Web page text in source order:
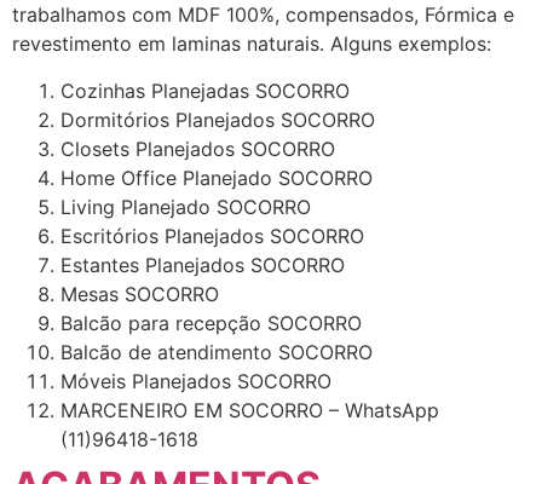
trabalhamos com MDF 100%, compensados, Fórmica e
revestimento em laminas naturais. Alguns exemplos:
Cozinhas Planejadas SOCORRO
Dormitórios Planejados SOCORRO
Closets Planejados SOCORRO
Home Office Planejado SOCORRO
Living Planejado SOCORRO
Escritórios Planejados SOCORRO
Estantes Planejados SOCORRO
Mesas SOCORRO
Balcão para recepção SOCORRO
Balcão de atendimento SOCORRO
Móveis Planejados SOCORRO
MARCENEIRO EM SOCORRO – WhatsApp
(11)96418-1618